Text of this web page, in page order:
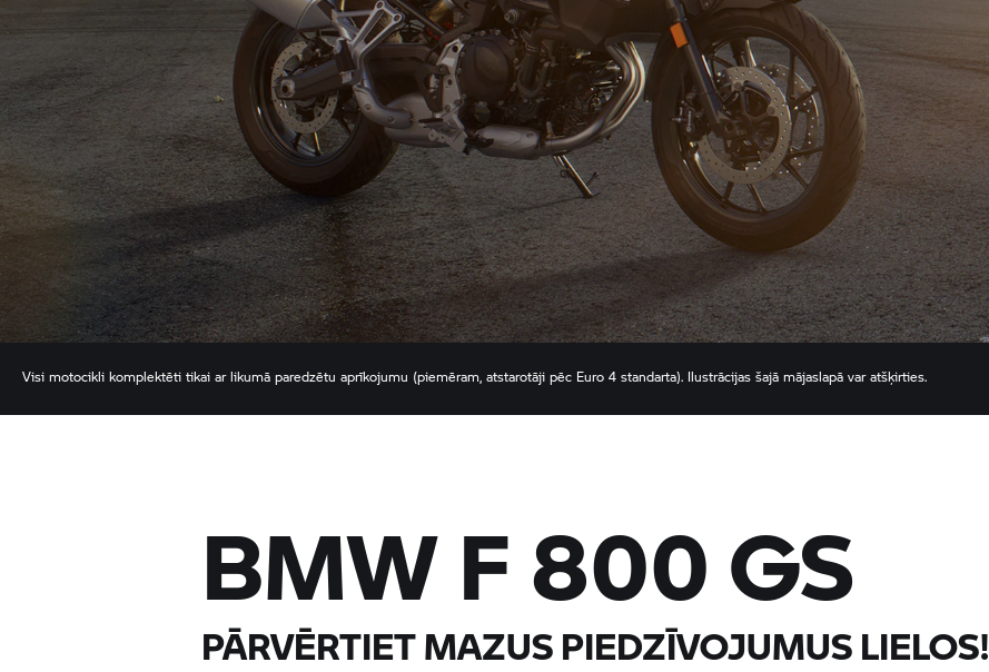
Visi motocikli komplektēti tikai ar likumā paredzētu aprīkojumu (piemēram, atstarotāji pēc Euro 4 standarta). Ilustrācijas šajā mājaslapā var atšķirties.
BMWF 800 GS
PĀRVĒRTIET MAZUS PIEDZĪVOJUMUS LIELOS!